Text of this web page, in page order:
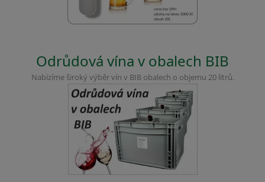
Odrůdová vína v obalech BIB
Nabízíme široký výběr vín v BIB obalech o objemu 20 litrů.